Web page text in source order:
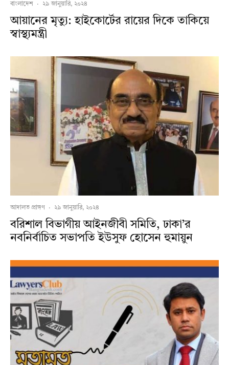
বাংলাদেশ · ২৯ জানুয়ারি, ২০২৪
আয়ানের মৃত্যু: হাইকোর্টের রায়ের দিকে তাকিয়ে
স্বাস্থ্যমন্ত্রী
আদালত প্রাঙ্গণ · ২৯ জানুয়ারি, ২০২৪
বরিশাল বিভাগীয় আইনজীবী সমিতি, ঢাকা’র
নবনির্বাচিত সভাপতি ইউসুফ হোসেন হুমায়ুন